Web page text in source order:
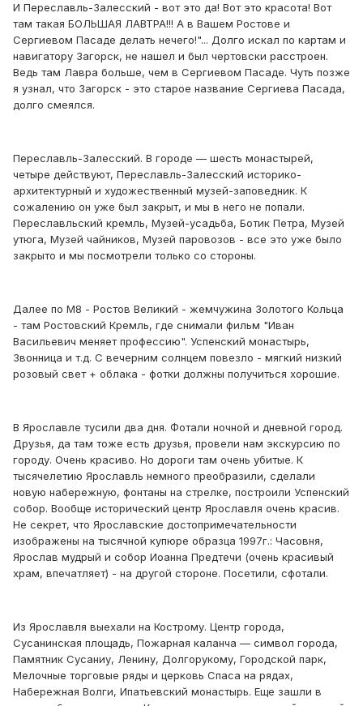
И Переславль-Залесский - вот это да! Вот это красота! Вот
там такая БОЛЬШАЯ ЛАВТРА!!! А в Вашем Ростове и
Сергиевом Пасаде делать нечего!"... Долго искал по картам и
навигатору Загорск, не нашел и был чертовски расстроен.
Ведь там Лавра больше, чем в Сергиевом Пасаде. Чуть позже
я узнал, что Загорск - это старое название Сергиева Пасада,
долго смеялся.
Переславль-Залесский. В городе — шесть монастырей,
четыре действуют, Переславль-Залесский историко-
архитектурный и художественный музей-заповедник. К
сожалению он уже был закрыт, и мы в него не попали.
Переславльский кремль, Музей-усадьба, Ботик Петра, Музей
утюга, Музей чайников, Музей паровозов - все это уже было
закрыто и мы посмотрели только со стороны.
Далее по М8 - Ростов Великий - жемчужина Золотого Кольца
- там Ростовский Кремль, где снимали фильм "Иван
Васильевич меняет профессию". Успенский монастырь,
Звонница и т.д. С вечерним солнцем повезло - мягкий низкий
розовый свет + облака - фотки должны получиться хорошие.
В Ярославле тусили два дня. Фотали ночной и дневной город.
Друзья, да там тоже есть друзья, провели нам экскурсию по
городу. Очень красиво. Но дороги там очень убитые. К
тысячелетию Ярославль немного преобразили, сделали
новую набережную, фонтаны на стрелке, построили Успенский
собор. Вообще исторический центр Ярославля очень красив.
Не секрет, что Ярославские достопримечательности
изображены на тысячной купюре образца 1997г.: Часовня,
Ярослав мудрый и собор Иоанна Предтечи (очень красивый
храм, впечатляет) - на другой стороне. Посетили, сфотали.
Из Ярославля выехали на Кострому. Центр города,
Сусанинская площадь, Пожарная каланча — символ города,
Памятник Сусаниу, Ленину, Долгорукому, Городской парк,
Мелочные торговые ряды и церковь Спаса на рядах,
Набережная Волги, Ипатьевский монастырь. Еще зашли в